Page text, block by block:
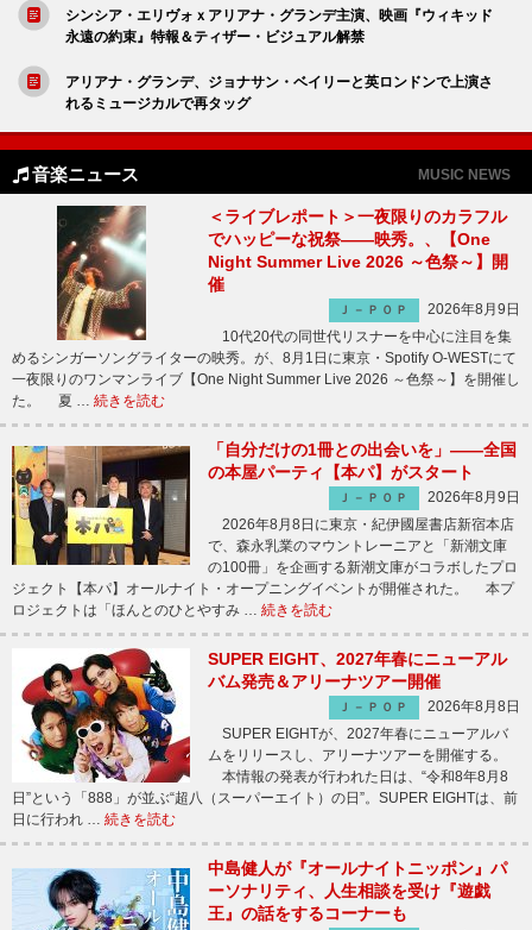
シンシア・エリヴォｘアリアナ・グランデ主演、映画『ウィキッド
永遠の約束』特報＆ティザー・ビジュアル解禁
アリアナ・グランデ、ジョナサン・ベイリーと英ロンドンで上演さ
れるミュージカルで再タッグ
音楽ニュース MUSIC NEWS
＜ライブレポート＞一夜限りのカラフル
でハッピーな祝祭――映秀。、【One
Night Summer Live 2026 ～色祭～】開
催
Ｊ－ＰＯＰ
2026年8月9日
10代20代の同世代リスナーを中心に注目を集
めるシンガーソングライターの映秀。が、8月1日に東京・Spotify O-WESTにて
一夜限りのワンマンライブ【One Night Summer Live 2026 ～色祭～】を開催し
た。 夏 … 続きを読む
「自分だけの1冊との出会いを」――全国
の本屋パーティ【本パ】がスタート
Ｊ－ＰＯＰ
2026年8月9日
2026年8月8日に東京・紀伊國屋書店新宿本店
で、森永乳業のマウントレーニアと「新潮文庫
の100冊」を企画する新潮文庫がコラボしたプロ
ジェクト【本パ】オールナイト・オープニングイベントが開催された。 本プ
ロジェクトは「ほんとのひとやすみ … 続きを読む
SUPER EIGHT、2027年春にニューアル
バム発売＆アリーナツアー開催
Ｊ－ＰＯＰ
2026年8月8日
SUPER EIGHTが、2027年春にニューアルバ
ムをリリースし、アリーナツアーを開催する。
本情報の発表が行われた日は、“令和8年8月8
日”という「888」が並ぶ“超八（スーパーエイト）の日”。SUPER EIGHTは、前
日に行われ … 続きを読む
中島健人が『オールナイトニッポン』パ
ーソナリティ、人生相談を受け『遊戯
王』の話をするコーナーも